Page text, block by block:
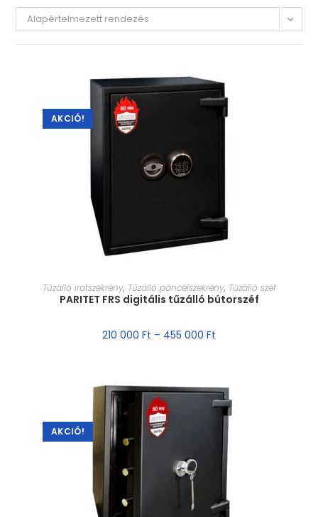
Alapértelmezett rendezés
AKCIÓ!
MÉRET VÁLASZTÁSA
Tűzálló iratszekrény, Tűzálló páncélszekrény, Tűzálló széf
PARITET FRS digitális tűzálló bútorszéf
210 000 Ft – 455 000 Ft
AKCIÓ!